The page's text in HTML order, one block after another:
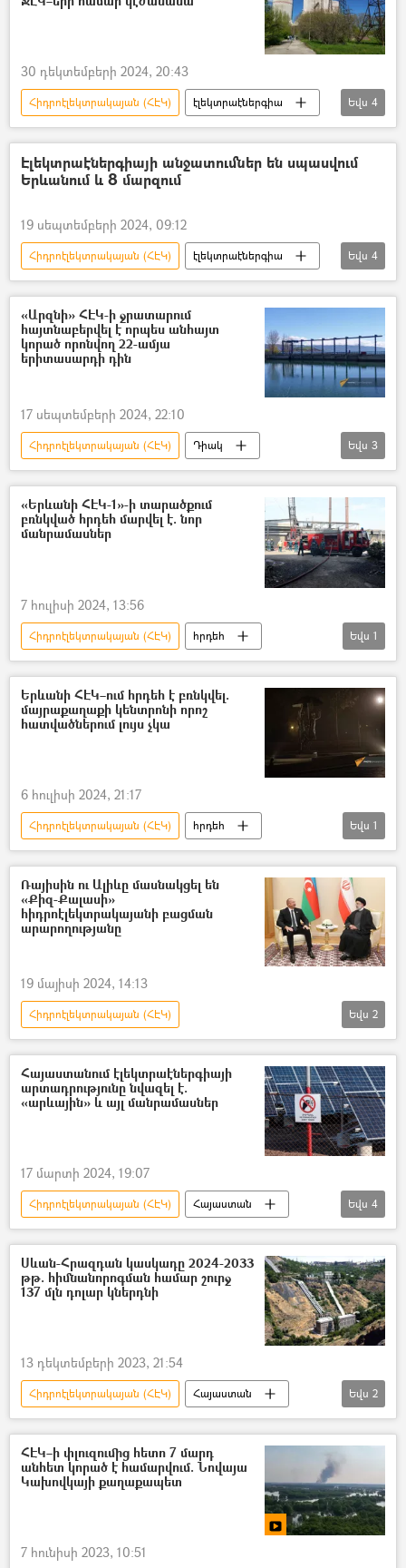
30 դեկտեմբերի 2024, 20:43
Հիդրոէլեկտրակայան (ՀԷԿ)
էլեկտրաէներգիա
ջերմաէլեկտրակայան (ՋԷԿ)
Արևային էներգիա
արևային կայան
ատոմակայան
Եվս 4
Էլեկտրաէներգիայի անջատումներ են սպասվում
Երևանում և 8 մարզում
19 սեպտեմբերի 2024, 09:12
Հիդրոէլեկտրակայան (ՀԷԿ)
էլեկտրաէներգիա
Հայաստանի էլեկտրական ցանցեր (ՀԷՑ)
Լույս
Երևան Մարզ
Եվս 4
«Արզնի» ՀԷԿ-ի ջրատարում
հայտնաբերվել է որպես անհայտ
կորած որոնվող 22-ամյա
երիտասարդի դին
17 սեպտեմբերի 2024, 22:10
Հիդրոէլեկտրակայան (ՀԷԿ)
Դիակ
տղամարդ
Երիտասարդ Արզնի
Եվս 3
«Երևանի ՀԷԿ-1»-ի տարածքում
բռնկված հրդեհ մարվել է. նոր
մանրամասներ
7 հուլիսի 2024, 13:56
Հիդրոէլեկտրակայան (ՀԷԿ)
հրդեհ
Երևան
Եվս 1
Երևանի ՀԷԿ–ում հրդեհ է բռնկվել.
մայրաքաղաքի կենտրոնի որոշ
հատվածներում լույս չկա
6 հուլիսի 2024, 21:17
Հիդրոէլեկտրակայան (ՀԷԿ)
հրդեհ
Երևան
Եվս 1
Ռայիսին ու Ալիևը մասնակցել են
«Քիզ-Քալասի»
հիդրոէլեկտրակայանի բացման
արարողությանը
19 մայիսի 2024, 14:13
Հիդրոէլեկտրակայան (ՀԷԿ)
Իրանի Իսլամական Հանրապետություն
Ադրբեջան
Եվս 2
Հայաստանում էլեկտրաէներգիայի
արտադրությունը նվազել է.
«արևային» և այլ մանրամասներ
17 մարտի 2024, 19:07
Հիդրոէլեկտրակայան (ՀԷԿ)
Հայաստան
ջերմաէլեկտրակայան (ՋԷԿ)
«Հրազդան» ՋԷԿ
Որոտան
էլեկտրաէներգիա
Եվս 4
Սևան-Հրազդան կասկադը 2024-2033
թթ. հիմնանորոգման համար շուրջ
137 մլն դոլար կներդնի
13 դեկտեմբերի 2023, 21:54
Հիդրոէլեկտրակայան (ՀԷԿ)
Հայաստան
Հրազդան
Սևան–Հրազդան կասկադ
Եվս 2
ՀԷԿ–ի փլուզումից հետո 7 մարդ
անհետ կորած է համարվում. Նովայա
Կախովկայի քաղաքապետ
7 հունիսի 2023, 10:51